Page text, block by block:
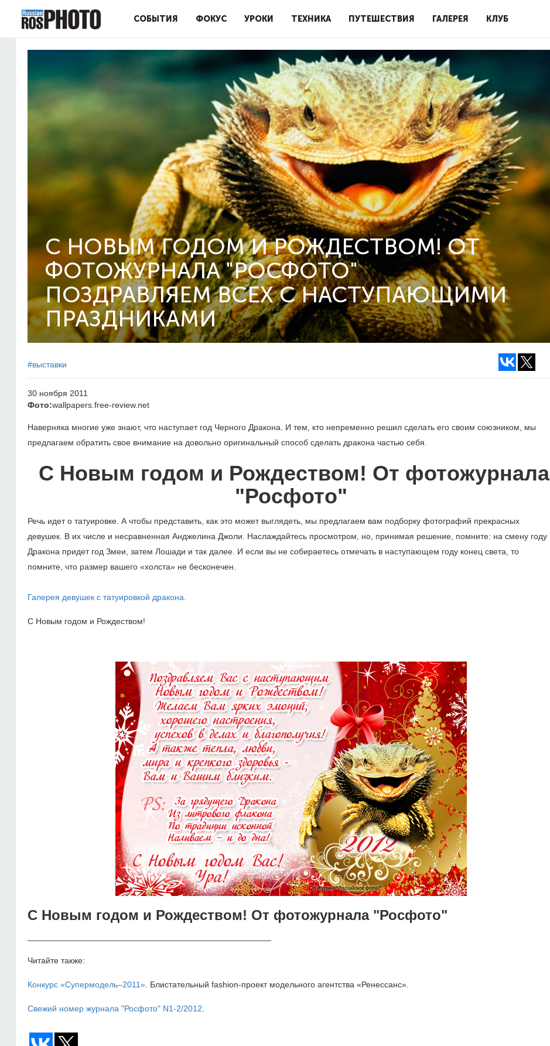
СОБЫТИЯ ФОКУС УРОКИ ТЕХНИКА ПУТЕШЕСТВИЯ ГАЛЕРЕЯ КЛУБ
С НОВЫМ ГОДОМ И РОЖДЕСТВОМ! ОТ
ФОТОЖУРНАЛА "РОСФОТО"
ПОЗДРАВЛЯЕМ ВСЕХ С НАСТУПАЮЩИМИ
ПРАЗДНИКАМИ
#выставки
30 ноября 2011
Фото:wallpapers.free-review.net
Наверняка многие уже знают, что наступает год Черного Дракона. И тем, кто непременно решил сделать его своим союзником, мы
предлагаем обратить свое внимание на довольно оригинальный способ сделать дракона частью себя.
С Новым годом и Рождеством! От фотожурнала
"Росфото"
Речь идет о татуировке. А чтобы представить, как это может выглядеть, мы предлагаем вам подборку фотографий прекрасных
девушек. В их числе и несравненная Анджелина Джоли. Наслаждайтесь просмотром, но, принимая решение, помните: на смену году
Дракона придет год Змеи, затем Лошади и так далее. И если вы не собираетесь отмечать в наступающем году конец света, то
помните, что размер вашего «холста» не бесконечен.
Галерея девушек с татуировкой дракона.
С Новым годом и Рождеством!
С Новым годом и Рождеством! От фотожурнала "Росфото"
Читайте также:
Конкурс «Супермодель–2011» . Блистательный fashion-проект модельного агентства «Ренессанс».
Свежий номер журнала "Росфото" N1-2/2012